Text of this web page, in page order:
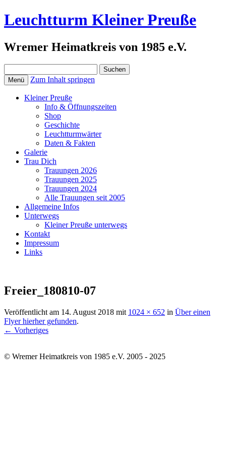
Leuchtturm Kleiner Preuße
Wremer Heimatkreis von 1985 e.V.
nach:
Menü Zum Inhalt springen
Kleiner Preuße
Info & Öffnungszeiten
Shop
Geschichte
Leuchtturmwärter
Daten & Fakten
Galerie
Trau Dich
Trauungen 2026
Trauungen 2025
Trauungen 2024
Alle Trauungen seit 2005
Allgemeine Infos
Unterwegs
Kleiner Preuße unterwegs
Kontakt
Impressum
Links
Freier_180810-07
Veröffentlicht am 14. August 2018 mit 1024 × 652 in Über einen
Flyer hierher gefunden.
← Vorheriges
© Wremer Heimatkreis von 1985 e.V. 2005 - 2025